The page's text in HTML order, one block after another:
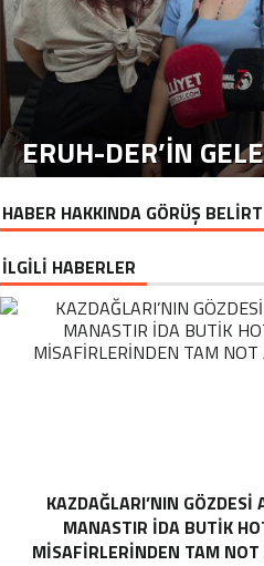
ERUH-DER’IN
HABER HAKKINDA GÖRÜŞ BELİRT
İLGİLİ HABERLER
KAZDAĞLARI’NIN GÖZDESI
MANASTIR İDA BUTIK
MISAFIRLERINDEN TAM NOT